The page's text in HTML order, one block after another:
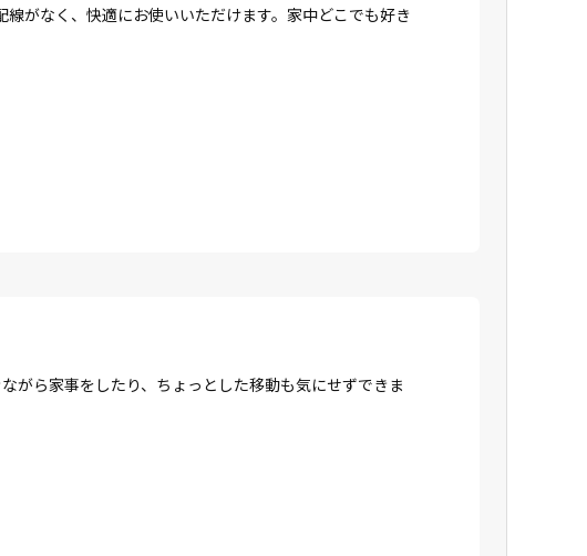
がなく、快適にお使いいただけます。家中どこでも好き
がら家事をしたり、ちょっとした移動も気にせずできま